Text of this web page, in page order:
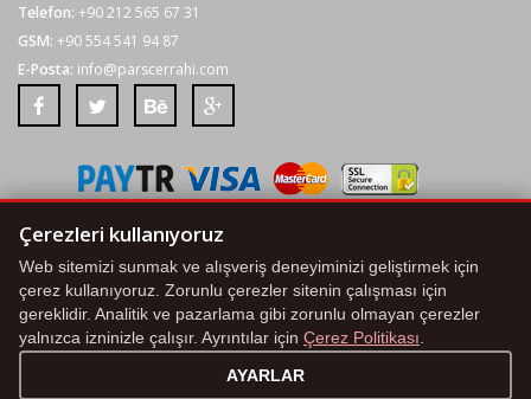
Telefon: +90 212 565 67 31
GSM: +90 554 541 94 87
E-Posta: info@parscerrahi.com
Tüm kredi kartı bilgileriniz 2048 bit SSL Sertifikası ile korunmaktadır.
Çerez Politikası | KVKK Aydınlatma Metni | Çerez Ayarları
© 2020 . BY . ALL RIGHTS RESERVED.
Çerezleri kullanıyoruz
Web sitemizi sunmak ve alışveriş deneyiminizi geliştirmek için
çerez kullanıyoruz. Zorunlu çerezler sitenin çalışması için
gereklidir. Analitik ve pazarlama gibi zorunlu olmayan çerezler
yalnızca izninizle çalışır. Ayrıntılar için Çerez Politikası.
AYARLAR